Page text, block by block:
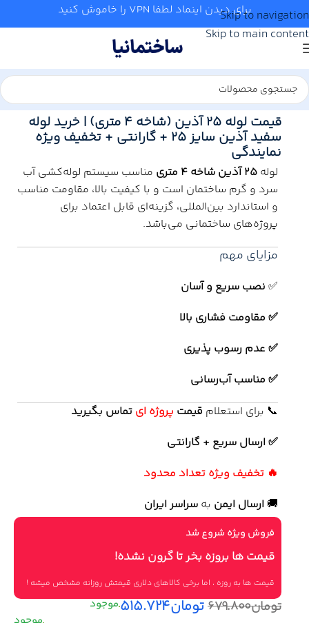
Skip to navigation
Skip to main content
برای دیدن اینماد لطفا VPN را خاموش کنید
آب و تاسیسات
قیمت لوله 25 آذین (شاخه 4 متری) | خرید لوله
سفید آذین سایز 25 + گارانتی + تخفیف ویژه
نمایندگی
لوله 25 آذین شاخه 4 متری
مناسب سیستم لوله‌کشی آب
سرد و گرم ساختمان است و با کیفیت بالا، مقاومت مناسب
و استاندارد بین‌المللی، گزینه‌ای قابل اعتماد برای
پروژه‌های ساختمانی می‌باشد.
مزایای مهم
✅ نصب سریع و آسان
✅ مقاومت فشاری بالا
✅ عدم رسوب پذیری
✅ مناسب آب‌رسانی
📞 برای استعلام قیمت پروژه ای تماس بگیرید
✅ ارسال سریع + گارانتی
🔥 تخفیف ویژه تعداد محدود
🚚 ارسال ایمن به سراسر ایران
فروش ویژه شروع شد
قیمت ها بروزه بخر تا گرون نشده!
قیمت ها به روزه ، اما برخی کالاهای دلاری قیمتش روزانه مشخص میشه !
تومان۶۷۹.۸۰۰تومان۵۱۵.۷۲۴